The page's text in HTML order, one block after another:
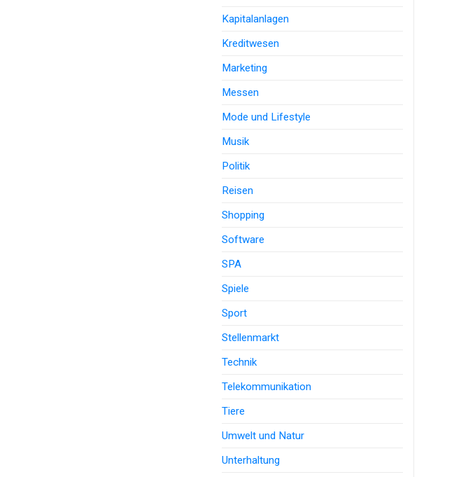
Kapitalanlagen
Kreditwesen
Marketing
Messen
Mode und Lifestyle
Musik
Politik
Reisen
Shopping
Software
SPA
Spiele
Sport
Stellenmarkt
Technik
Telekommunikation
Tiere
Umwelt und Natur
Unterhaltung